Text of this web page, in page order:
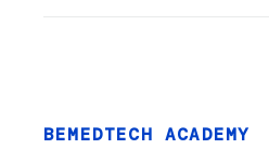
BEMEDTECH ACADEMY